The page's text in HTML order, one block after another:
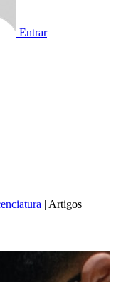
Entrar
| Artigos